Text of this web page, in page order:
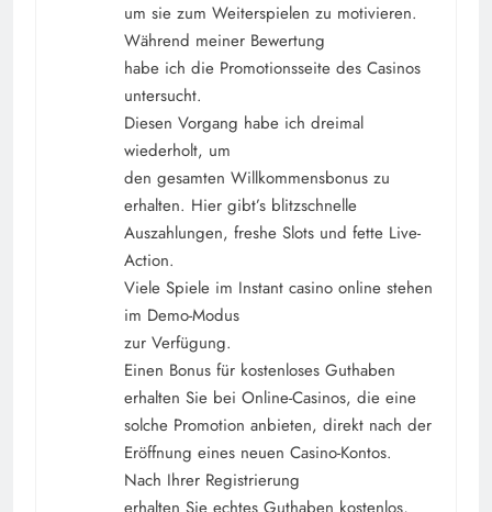
um sie zum Weiterspielen zu motivieren.
Während meiner Bewertung
habe ich die Promotionsseite des Casinos
untersucht.
Diesen Vorgang habe ich dreimal
wiederholt, um
den gesamten Willkommensbonus zu
erhalten. Hier gibt’s blitzschnelle
Auszahlungen, freshe Slots und fette Live-
Action.
Viele Spiele im Instant casino online stehen
im Demo-Modus
zur Verfügung.
Einen Bonus für kostenloses Guthaben
erhalten Sie bei Online-Casinos, die eine
solche Promotion anbieten, direkt nach der
Eröffnung eines neuen Casino-Kontos.
Nach Ihrer Registrierung